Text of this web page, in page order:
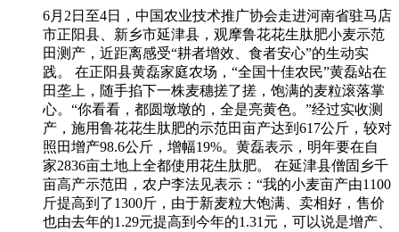
6月2日至4日，中国农业技术推广协会走进河南省驻马店
市正阳县、新乡市延津县，观摩鲁花花生肽肥小麦示范
田测产，近距离感受“耕者增效、食者安心”的生动实
践。 在正阳县黄磊家庭农场，“全国十佳农民”黄磊站在
田垄上，随手掐下一株麦穗搓了搓，饱满的麦粒滚落掌
心。“你看看，都圆墩墩的，全是亮黄色。”经过实收测
产，施用鲁花花生肽肥的示范田亩产达到617公斤，较对
照田增产98.6公斤，增幅19%。黄磊表示，明年要在自
家2836亩土地上全都使用花生肽肥。 在延津县僧固乡千
亩高产示范田，农户李法见表示：“我的小麦亩产由1100
斤提高到了1300斤，由于新麦粒大饱满、卖相好，售价
也由去年的1.29元提高到今年的1.31元，可以说是增产、